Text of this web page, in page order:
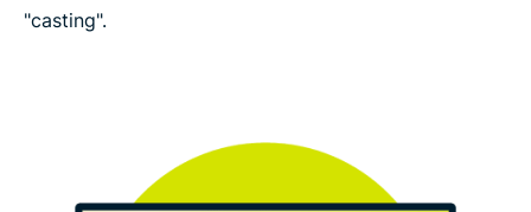
"casting".